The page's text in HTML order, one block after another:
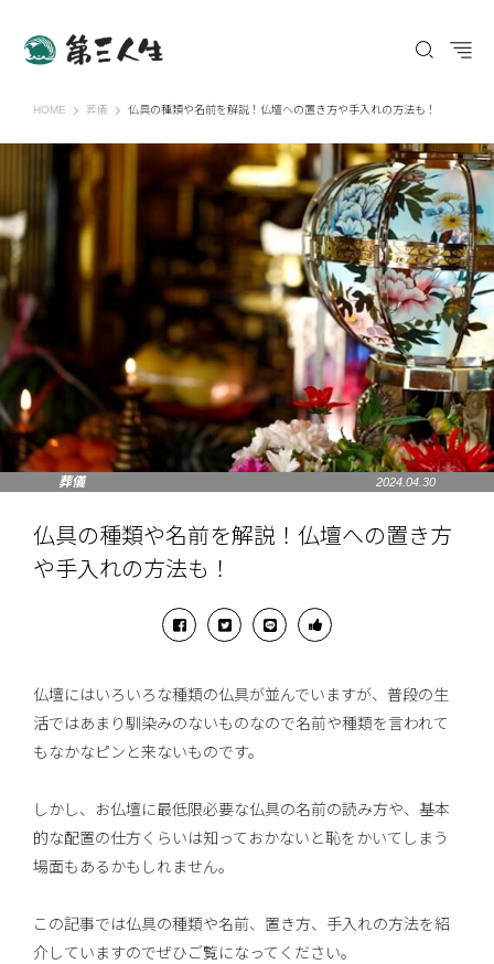
HOME 第三人生 〜寄り道の歩き方〜
葬儀 仏具の種類や名前を解説！仏壇への置き方や手入れの方法も！
葬儀 2024.04.30
仏具の種類や名前を解説！仏壇への置き方
や手入れの方法も！
仏壇にはいろいろな種類の仏具が並んでいますが、普段の生
活ではあまり馴染みのないものなので名前や種類を言われて
もなかなピンと来ないものです。
しかし、お仏壇に最低限必要な仏具の名前の読み方や、基本
的な配置の仕方くらいは知っておかないと恥をかいてしまう
場面もあるかもしれません。
この記事では仏具の種類や名前、置き方、手入れの方法を紹
介していますのでぜひご覧になってください。